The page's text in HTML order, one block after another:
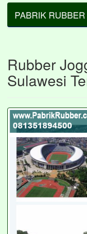
PABRIK RUBBER
Rubber
Sulawesi